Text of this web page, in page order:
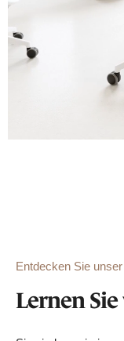
Entdecken Sie
Lernen